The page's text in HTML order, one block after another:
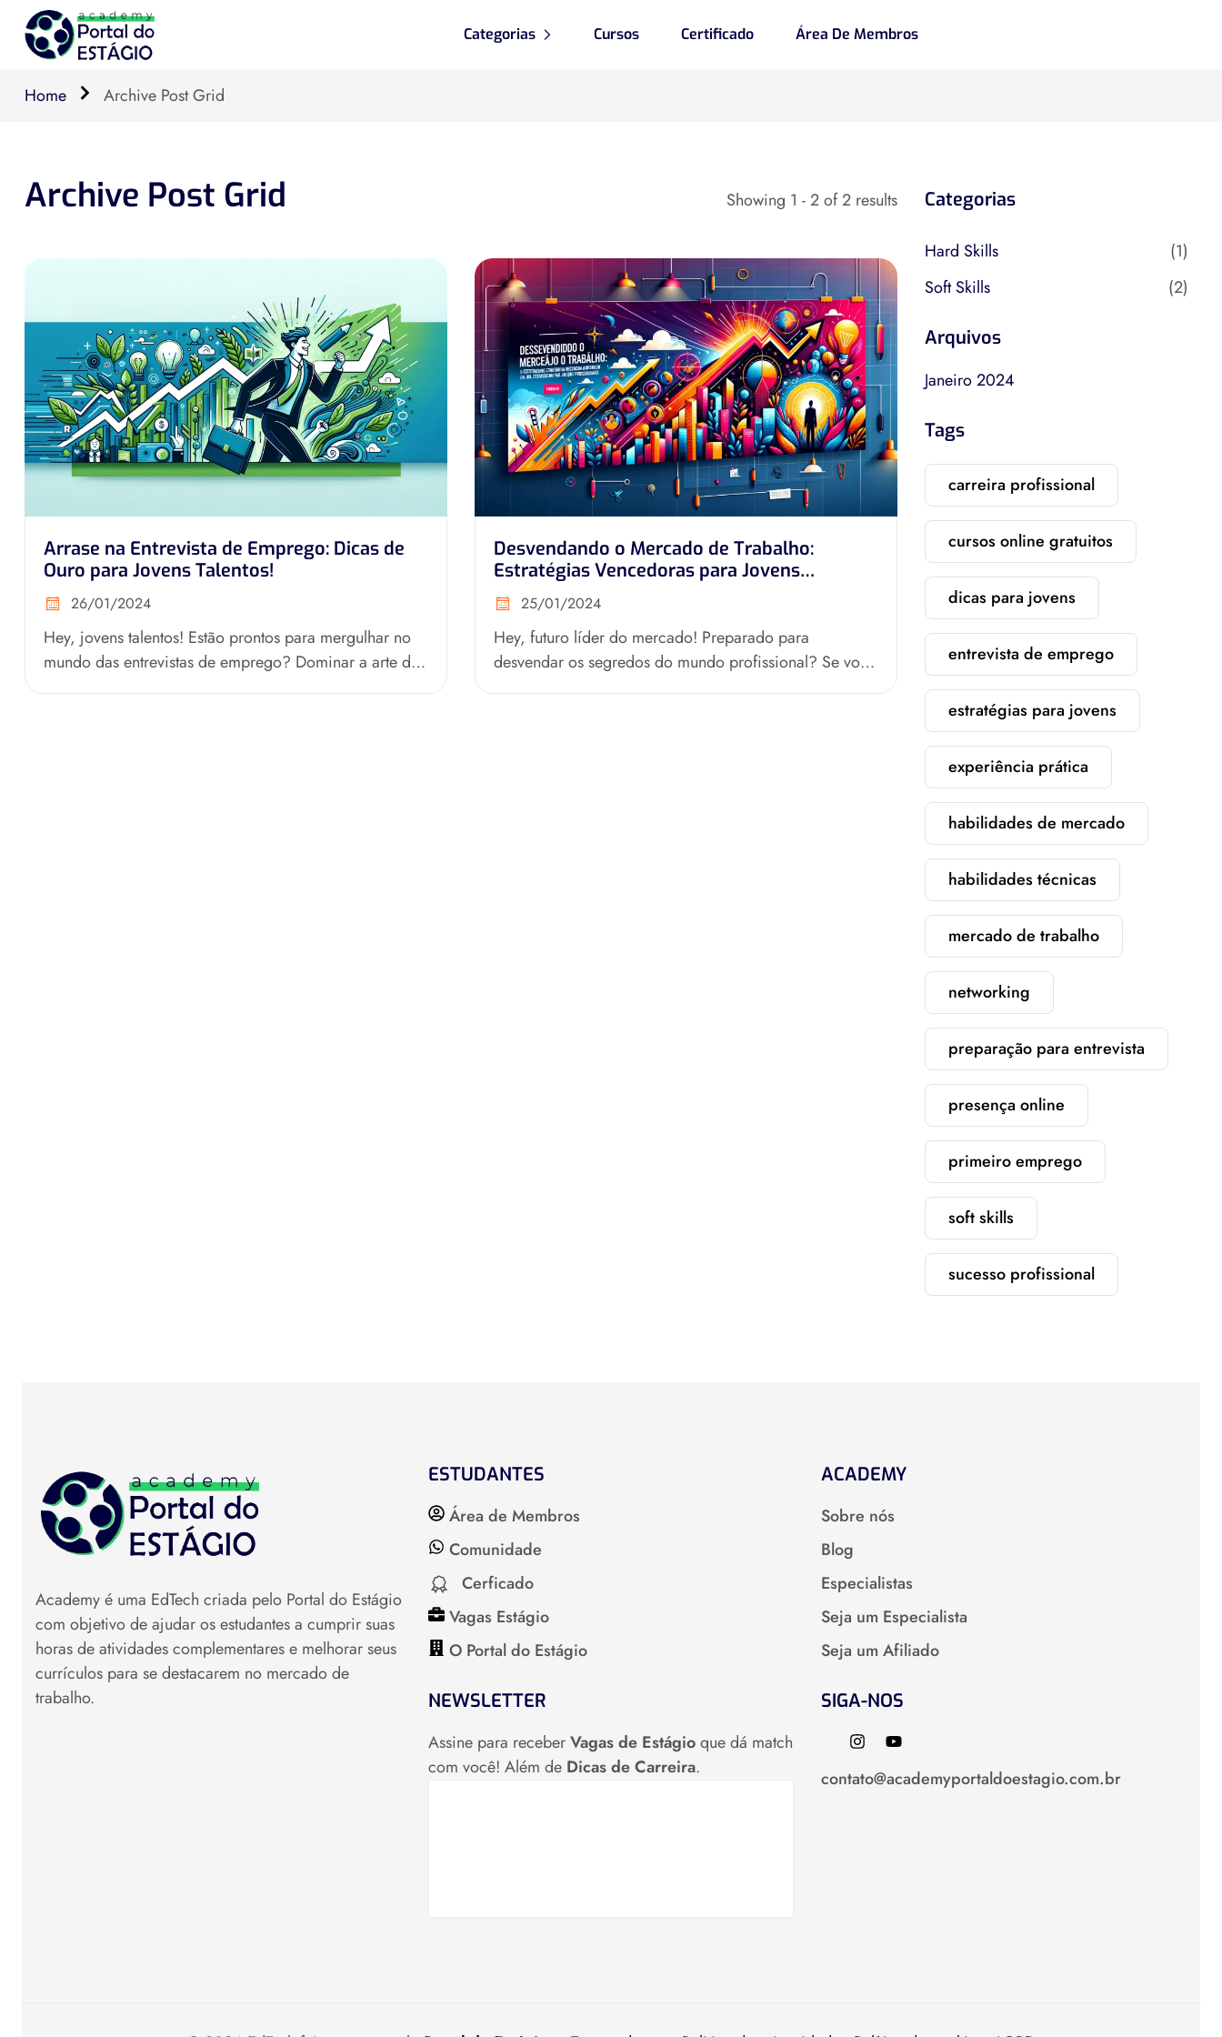
Categorias Cursos Certificado Área De Membros
Home Archive Post Grid
Archive Post Grid Showing 1 - 2 of 2 results
Arrase na Entrevista de Emprego: Dicas de
Ouro para Jovens Talentos!
26/01/2024
Hey, jovens talentos! Estão prontos para mergulhar no
mundo das entrevistas de emprego? Dominar a arte da
Desvendando o Mercado de Trabalho:
Estratégias Vencedoras para Jovens
Profissionais!
25/01/2024
Hey, futuro líder do mercado! Preparado para
desvendar os segredos do mundo profissional? Se você
Categorias
Hard Skills
(1)
Soft Skills
(2)
Arquivos
Janeiro 2024
Tags
carreira profissional
cursos online gratuitos
dicas para jovens
entrevista de emprego
estratégias para jovens
experiência prática
habilidades de mercado
habilidades técnicas
mercado de trabalho
networking
preparação para entrevista
presença online
primeiro emprego
soft skills
sucesso profissional
Academy é uma EdTech criada pelo Portal do Estágio
com objetivo de ajudar os estudantes a cumprir suas
horas de atividades complementares e melhorar seus
currículos para se destacarem no mercado de
trabalho.
ESTUDANTES
Área de Membros
Comunidade
Cerficado
Vagas Estágio
O Portal do Estágio
NEWSLETTER
Assine para receberVagas de Estágioque dá match
com você! Além de Dicas de Carreira.
ACADEMY
Sobre nós
Blog
Especialistas
Seja um Especialista
Seja um Afiliado
SIGA-NOS
contato@academyportaldoestagio.com.br